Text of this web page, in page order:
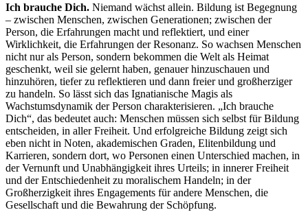
Ich brauche Dich. Niemand wächst allein. Bildung ist Begegnung
– zwischen Menschen, zwischen Generationen; zwischen der
Person, die Erfahrungen macht und reflektiert, und einer
Wirklichkeit, die Erfahrungen der Resonanz. So wachsen Menschen
nicht nur als Person, sondern bekommen die Welt als Heimat
geschenkt, weil sie gelernt haben, genauer hinzuschauen und
hinzuhören, tiefer zu reflektieren und dann freier und großherziger
zu handeln. So lässt sich das Ignatianische Magis als
Wachstumsdynamik der Person charakterisieren. „Ich brauche
Dich“, das bedeutet auch: Menschen müssen sich selbst für Bildung
entscheiden, in aller Freiheit. Und erfolgreiche Bildung zeigt sich
eben nicht in Noten, akademischen Graden, Elitenbildung und
Karrieren, sondern dort, wo Personen einen Unterschied machen, in
der Vernunft und Unabhängigkeit ihres Urteils; in innerer Freiheit
und der Entschiedenheit zu moralischem Handeln; in der
Großherzigkeit ihres Engagements für andere Menschen, die
Gesellschaft und die Bewahrung der Schöpfung.